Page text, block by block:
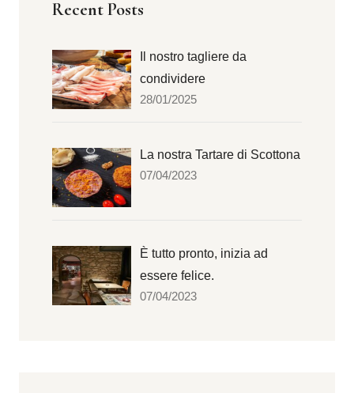
Recent Posts
Il nostro tagliere da
condividere
28/01/2025
La nostra Tartare di Scottona
07/04/2023
È tutto pronto, inizia ad
essere felice.
07/04/2023